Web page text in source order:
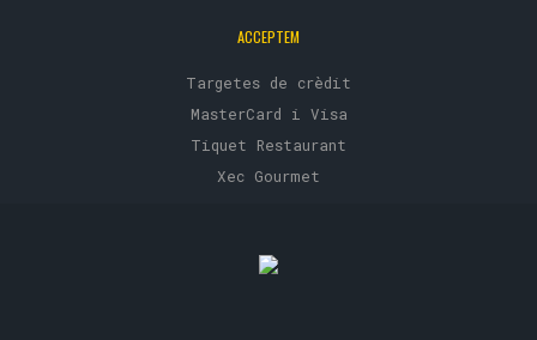
ACCEPTEM
Targetes de crèdit
MasterCard i Visa
Tiquet Restaurant
Xec Gourmet